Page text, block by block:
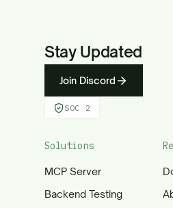
Stay Updated
Join Discord
SOC 2
Solutions
MCP Server
Backend Testing